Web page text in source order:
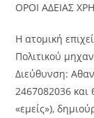
ΟΡΟΙ ΑΔΕΙΑΣ
Η ατομική
Πολιτικού
Διεύθυνση:
2467082036 και
«εμείς»),